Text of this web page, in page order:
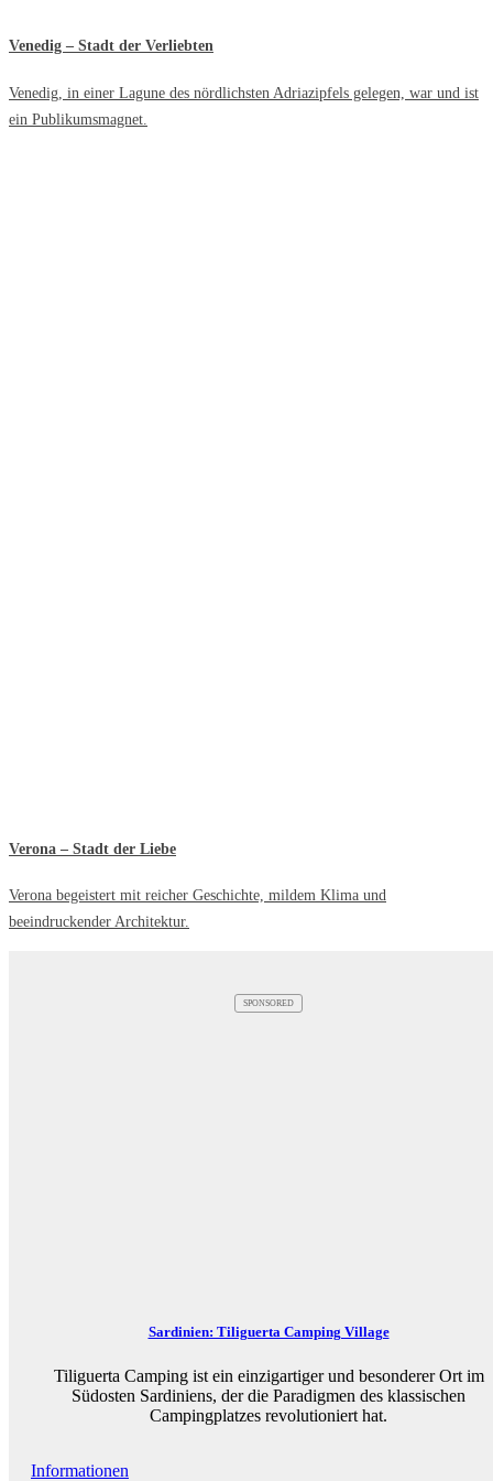
Venedig – Stadt der Verliebten
Venedig, in einer Lagune des nördlichsten Adriazipfels gelegen, war und ist
ein Publikumsmagnet.
Verona – Stadt der Liebe
Verona begeistert mit reicher Geschichte, mildem Klima und
beeindruckender Architektur.
SPONSORED
Sardinien: Tiliguerta Camping Village
Tiliguerta Camping ist ein einzigartiger und besonderer Ort im
Südosten Sardiniens, der die Paradigmen des klassischen
Campingplatzes revolutioniert hat.
Informationen